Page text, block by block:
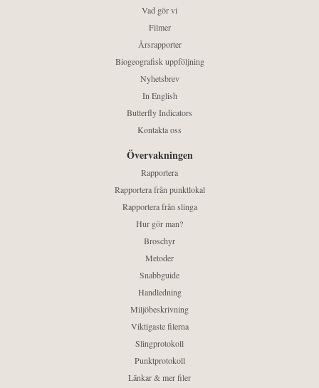
Vad gör vi
Filmer
Årsrapporter
Biogeografisk uppföljning
Nyhetsbrev
In English
Butterfly Indicators
Kontakta oss
Övervakningen
Rapportera
Rapportera från punktlokal
Rapportera från slinga
Hur gör man?
Broschyr
Metoder
Snabbguide
Handledning
Miljöbeskrivning
Viktigaste filerna
Slingprotokoll
Punktprotokoll
Länkar & mer filer